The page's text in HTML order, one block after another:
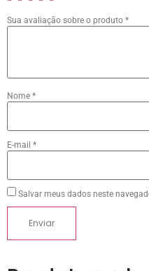
Sua avaliação sobre o produto *
Nome *
E-mail *
Salvar meus dados neste